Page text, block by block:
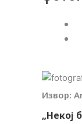
Извор:
„Некој